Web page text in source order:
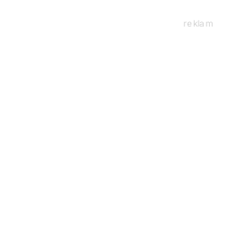
reklam